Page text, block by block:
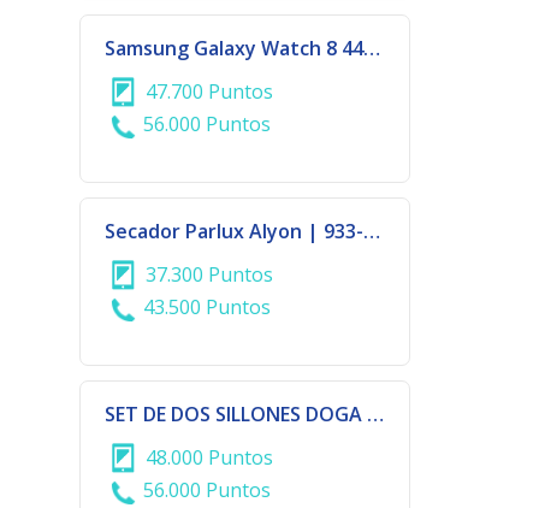
Samsung Galaxy Watch 8 44mm Silver
47.700 Puntos
56.000 Puntos
Secador Parlux Alyon | 933-734
37.300 Puntos
43.500 Puntos
SET DE DOS SILLONES DOGA + 1 MESA DE APOYO EN COLOR ANTRACITA
48.000 Puntos
56.000 Puntos